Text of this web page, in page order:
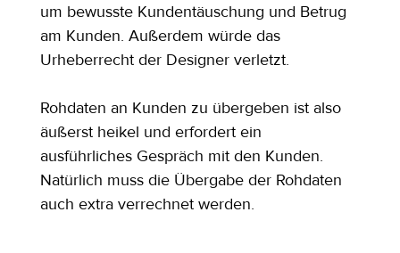
um bewusste Kundentäuschung und Betrug
am Kunden. Außerdem würde das
Urheberrecht der Designer verletzt.
Rohdaten an Kunden zu übergeben ist also
äußerst heikel und erfordert ein
ausführliches Gespräch mit den Kunden.
Natürlich muss die Übergabe der Rohdaten
auch extra verrechnet werden.